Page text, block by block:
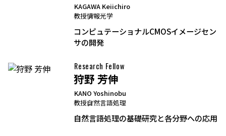
KAGAWA Keiichiro
教授情報光学
コンピュテーショナルCMOSイメージセン
サの開発
Research Fellow
狩野 芳伸
KANO Yoshinobu
教授自然言語処理
自然言語処理の基礎研究と各分野への応用